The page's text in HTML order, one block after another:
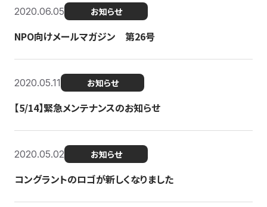
2020.06.05 お知らせ
NPO向けメールマガジン 第26号
2020.05.11 お知らせ
【5/14】緊急メンテナンスのお知らせ
2020.05.02 お知らせ
コングラントのロゴが新しくなりました